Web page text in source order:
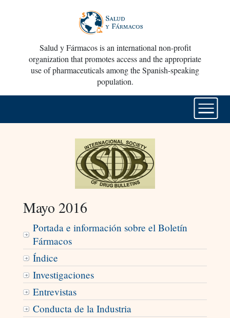
Salud y Fármacos is an international non-profit
organization that promotes access and the appropriate
use of pharmaceuticals among the Spanish-speaking
population.
Mayo 2016
Portada e información sobre el Boletín
Fármacos
Índice
Investigaciones
Entrevistas
Conducta de la Industria